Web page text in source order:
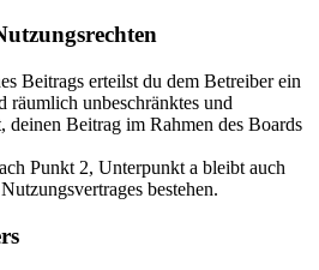
Beitrags erteilst du dem Betreiber ein
räumlich unbeschränktes und
deinen Beitrag im Rahmen des Boards
Punkt 2, Unterpunkt a bleibt auch
bestehen.